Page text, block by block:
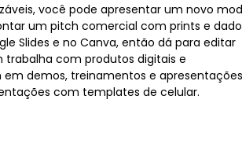
você pode apresentar um novo
um pitch comercial com prints e
Slides e no Canva, então dá para editar
trabalha com produtos digitais e
demos, treinamentos e apresentações
com templates de celular.